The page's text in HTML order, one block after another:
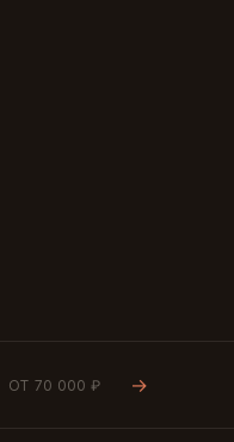
ОТ 70 000 ₽ →